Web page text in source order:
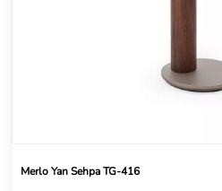
Merlo Yan Sehpa TG-416